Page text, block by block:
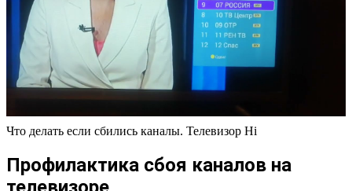
Что делать если сбились каналы. Телевизор Hi
Профилактика сбоя каналов на